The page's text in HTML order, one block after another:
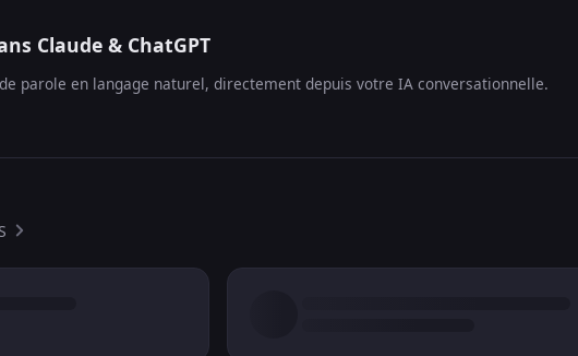
Claude & ChatGPT
parole en langage naturel, directement depuis votre IA conversationnelle.